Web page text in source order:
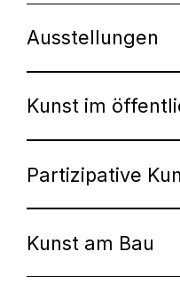
Ausstellungen
Kunst im
Partizipative
Kunst am Bau